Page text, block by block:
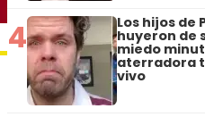
4 Los hijos de
huyeron de
miedo
aterradora
vivo